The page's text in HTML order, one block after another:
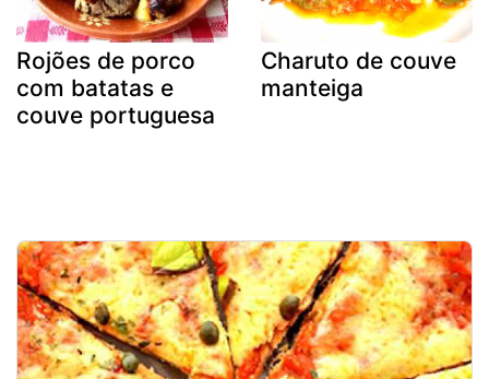
Rojões de porco
com batatas e
couve portuguesa
Charuto de couve
manteiga